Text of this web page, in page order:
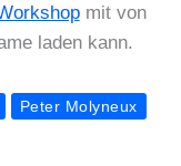
mit von
laden kann.
Peter Molyneux